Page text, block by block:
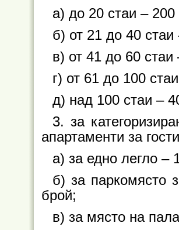
а) до 20 стаи – 200
б) от 21 до 40 стаи
в) от 41 до 60 стаи
г) от 61 до 100
д) над 100 стаи –
3. за
апартаменти за
а) за едно легло –
б) за паркомясто
брой;
в) за място на